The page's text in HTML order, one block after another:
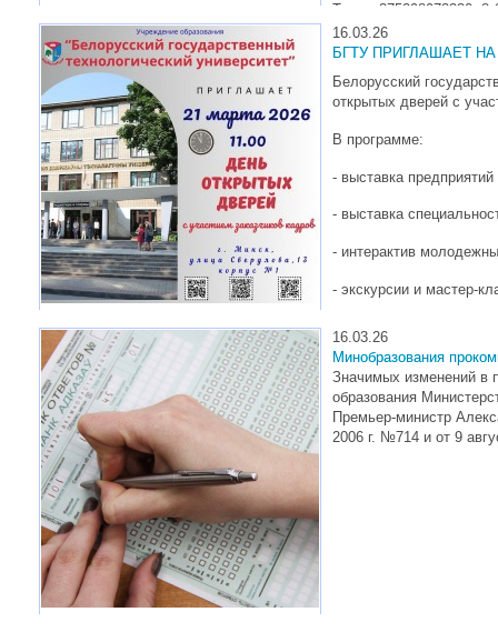
Тел.: +375298973330, 8
16.03.26
БГТУ ПРИГЛАШАЕТ
Белорусский
открытых дверей с
В программе:
- выставка
- выставка
- интерактив
- экскурсии и мастер-
16.03.26
Минобразования
Значимых изменений в
образования
Премьер-министр
2006 г. №714 и от 9